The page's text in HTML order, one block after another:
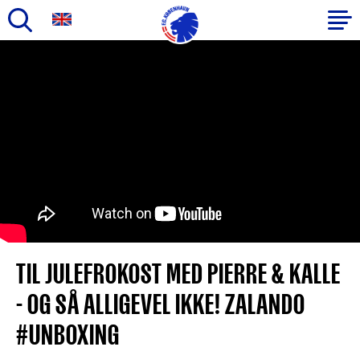
TIL JULEFROKOST MED PIERRE & KALLE
- OG SÅ ALLIGEVEL IKKE! ZALANDO
#UNBOXING